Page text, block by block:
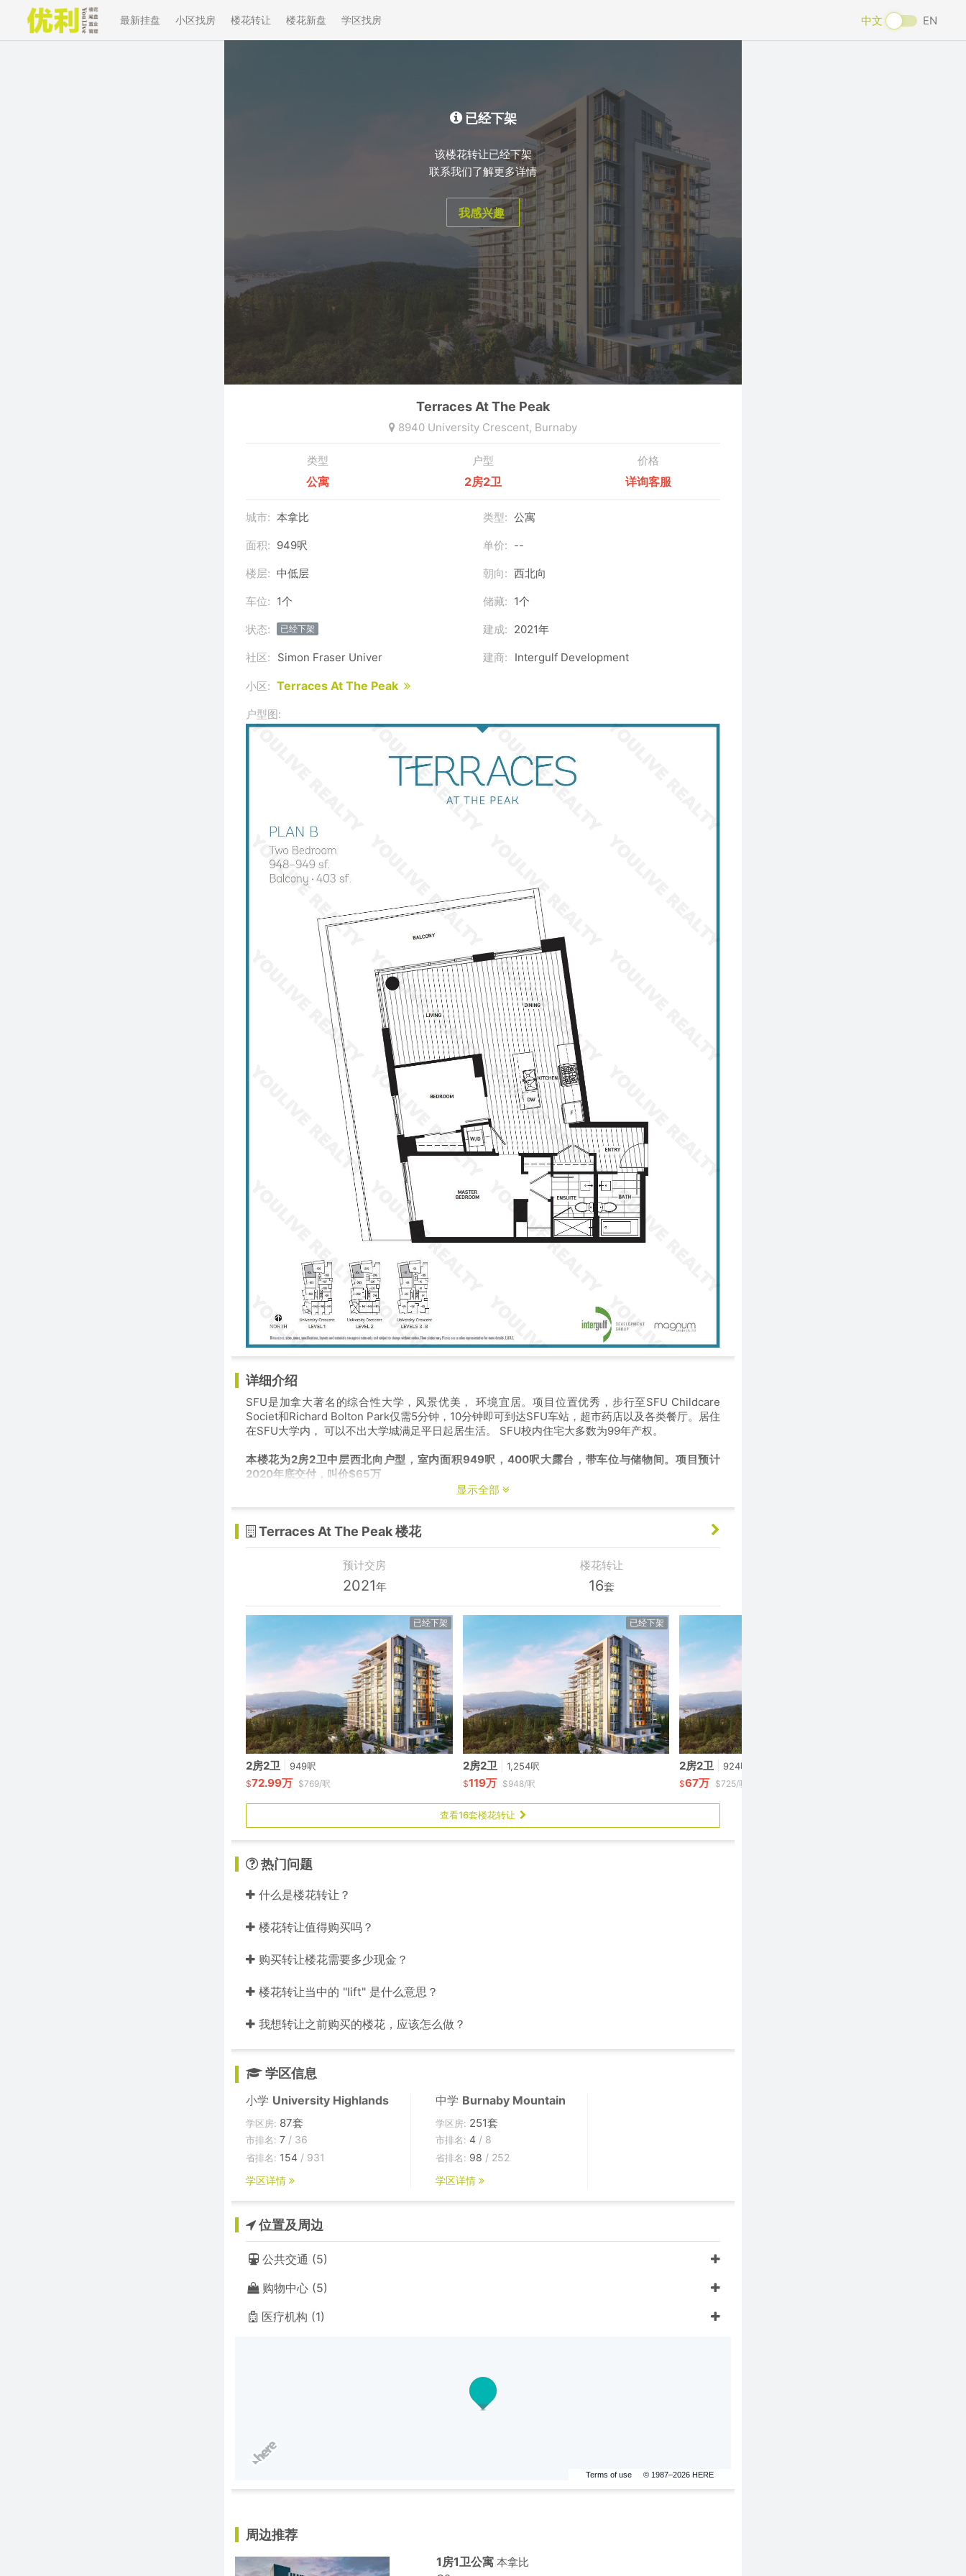
最新挂盘 小区找房 楼花转让 楼花新盘 学区找房 中文 EN
已经下架
该楼花转让已经下架
联系我们了解更多详情
我感兴趣
Terraces At The Peak
8940 University Crescent, Burnaby
类型
公寓
户型
2房2卫
价格
详询客服
城市: 本拿比 类型: 公寓
面积: 949呎 单价: --
楼层: 中低层 朝向: 西北向
车位: 1个 储藏: 1个
状态: 已经下架 建成: 2021年
社区: Simon Fraser Univer 建商: Intergulf Development
小区: Terraces At The Peak
户型图:
详细介绍
SFU是加拿大著名的综合性大学，风景优美， 环境宜居。项目位置优秀，步行至SFU Childcare
Societ和Richard Bolton Park仅需5分钟，10分钟即可到达SFU车站，超市药店以及各类餐厅。居住
在SFU大学内， 可以不出大学城满足平日起居生活。 SFU校内住宅大多数为99年产权。
本楼花为2房2卫中层西北向户型，室内面积949呎，400呎大露台，带车位与储物间。项目预计
2020年底交付，叫价$65万
显示全部
Terraces At The Peak 楼花
预计交房
2021年
楼花转让
16套
已经下架
2房2卫 949呎
$72.99万 $769/呎
已经下架
2房2卫 1,254呎
$119万 $948/呎
2房2卫 924呎
$67万 $725/呎
查看16套楼花转让
热门问题
什么是楼花转让？
楼花转让值得购买吗？
购买转让楼花需要多少现金？
楼花转让当中的 "lift" 是什么意思？
我想转让之前购买的楼花，应该怎么做？
学区信息
小学 University Highlands
学区房: 87套
市排名: 7 / 36
省排名: 154 / 931
学区详情
中学 Burnaby Mountain
学区房: 251套
市排名: 4 / 8
省排名: 98 / 252
学区详情
位置及周边
公共交通 (5)
购物中心 (5)
医疗机构 (1)
Terms of use © 1987–2026 HERE
周边推荐
1房1卫公寓 本拿比